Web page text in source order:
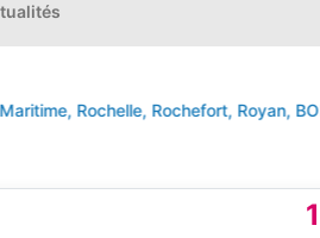
Rochelle, Rochefort, Royan,BORDS
1